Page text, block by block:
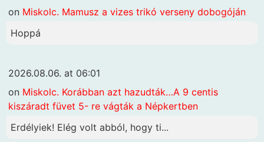
on Miskolc. Mamusz a vizes trikó verseny dobogóján
Hoppá
2026.08.06. at 06:01
on Miskolc. Korábban azt hazudták…A 9 centis
kiszáradt füvet 5- re vágták a Népkertben
Erdélyiek! Elég volt abból, hogy ti...